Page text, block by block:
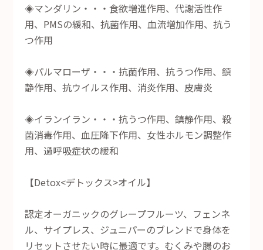
◈マンダリン・・・食欲増進作用、代謝活性作
用、PMSの緩和、抗菌作用、血流増加作用、抗う
つ作用
◈パルマローザ・・・抗菌作用、抗うつ作用、鎮
静作用、抗ウイルス作用、消炎作用、皮膚炎
◈イランイラン・・・抗うつ作用、鎮静作用、殺
菌消毒作用、血圧降下作用、女性ホルモン調整作
用、過呼吸症状の緩和
【Detox<デトックス>オイル】
認定オーガニックのグレープフルーツ、フェンネ
ル、サイプレス、ジュニパーのブレンドで身体を
リセットさせたい時に最適です。むくみや腸のお